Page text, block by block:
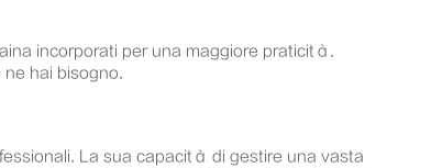
incorporati per una maggiore praticità.
hai bisogno.
La sua capacità di gestire una vasta